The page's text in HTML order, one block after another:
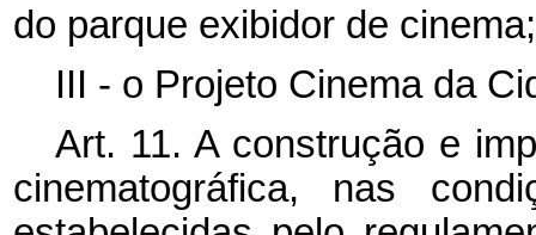
do parque exibidor de
III - o Projeto Cinema da
Art. 11. A construção e
cinematográfica, nas